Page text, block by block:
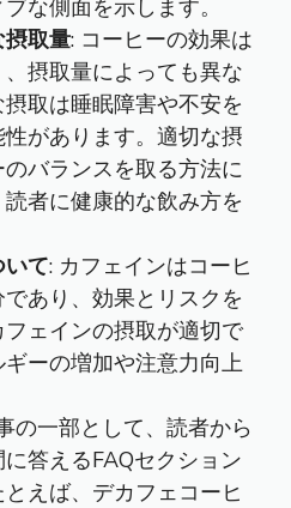
な側面を示します。
取量: コーヒーの効果は
摂取量によっても異な
取は睡眠障害や不安を
があります。適切な摂
バランスを取る方法に
者に健康的な飲み方を
て: カフェインはコーヒ
あり、効果とリスクを
ェインの摂取が適切で
ーの増加や注意力向上
の一部として、読者から
答えるFAQセクション
えば、デカフェコーヒ